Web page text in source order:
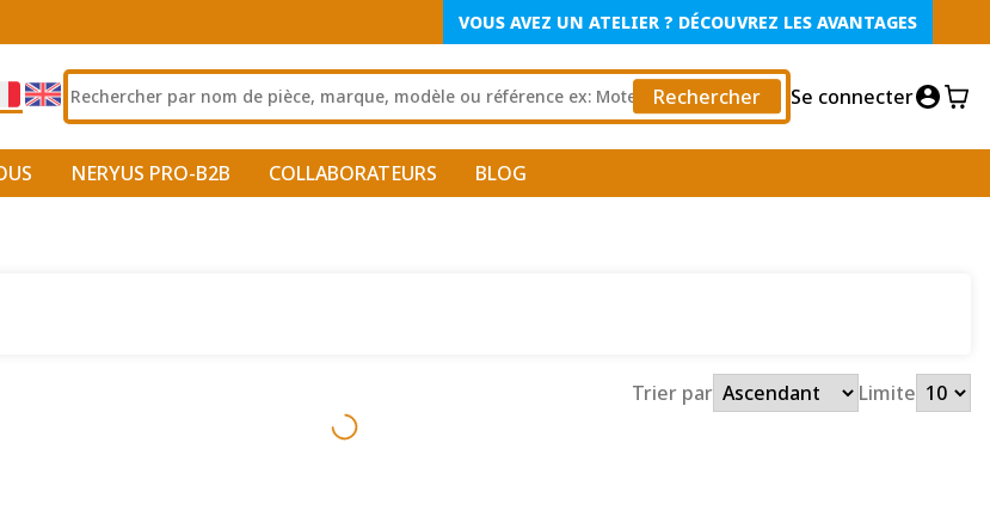
VOUS AVEZ UN ATELIER ? DÉCOUVREZ LES AVANTAGES
Rechercher Se connecter
NERYUS PRO-B2B COLLABORATEURS BLOG
Trier par Limite